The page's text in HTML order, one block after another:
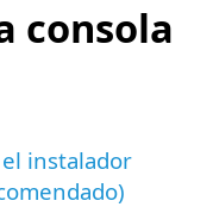
consola
instalador